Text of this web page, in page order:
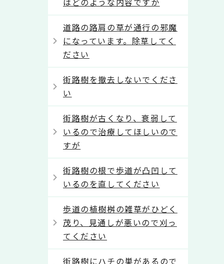
道路の路肩の草が通行の邪魔
になっています。除草してく
ださい
街路樹を撤去しないでくださ
い
街路樹が古くなり、衰弱して
いるので治療してほしいので
すが
街路樹の根で歩道が凸凹して
いるのを直してください
歩道の植樹桝の雑草がひどく
茂り、見通しが悪いので刈っ
てください
街路樹にハチの巣があるので